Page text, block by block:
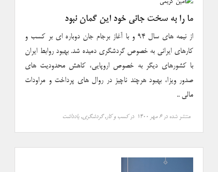
ما را به سخت جانی خود این گمان نبود
از نیمه های سال ۹۴ و با آغاز برجام جان دوباره ای بر کسب و
کارهای ایرانی به خصوص گردشگری دمیده شد. بهبود روابط ایران
با کشورهای دیگر به خصوص اروپایی، کاهش محدودیت های
صدور ویزا، بهبود هرچند ناچیز در روال های پرداخت و مراودات
مالی ..
منتشر شده در۶ مهر ۱۴۰۰ درکسب و کار,گردشگری, یادداشت